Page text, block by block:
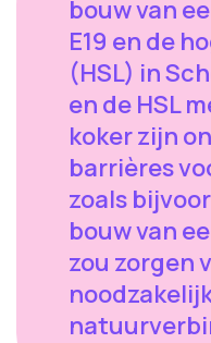
bouw van
E19 en de
(HSL) in
en de HSL
koker zijn
barrières
zoals
bouw van
zou zorgen